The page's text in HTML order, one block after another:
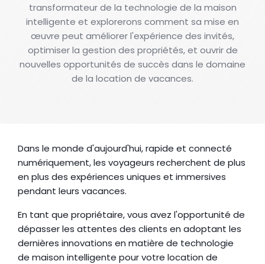
transformateur de la technologie de la maison
intelligente et explorerons comment sa mise en
œuvre peut améliorer l'expérience des invités,
optimiser la gestion des propriétés, et ouvrir de
nouvelles opportunités de succès dans le domaine
de la location de vacances.
Dans le monde d'aujourd'hui, rapide et connecté
numériquement, les voyageurs recherchent de plus
en plus des expériences uniques et immersives
pendant leurs vacances.
En tant que propriétaire, vous avez l'opportunité de
dépasser les attentes des clients en adoptant les
dernières innovations en matière de technologie
de maison intelligente pour votre location de